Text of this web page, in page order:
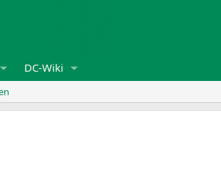
DC-Wiki